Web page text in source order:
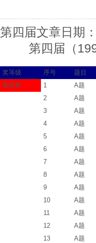
第四届文章日期
第四届（
奖等级 序号
题目
索尼杯
1 A题
2
A题
3
A题
4
A题
5
A题
6
A题
7
A题
8
A题
9
A题
10
A题
11
A题
12
A题
13
A题